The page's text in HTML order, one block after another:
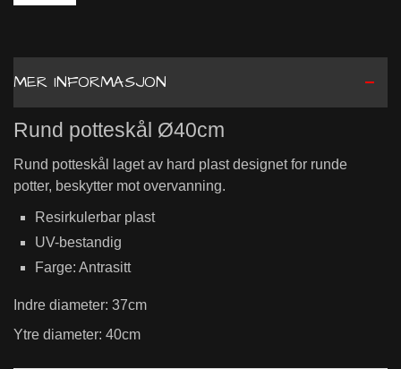
MER INFORMASJON
Rund potteskål Ø40cm
Rund potteskål laget av hard plast designet for runde
potter, beskytter mot overvanning.
Resirkulerbar plast
UV-bestandig
Farge: Antrasitt
Indre diameter: 37cm
Ytre diameter: 40cm